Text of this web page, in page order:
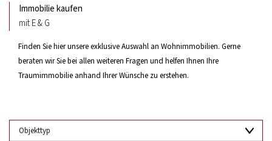
Immobilie kaufen
mit E & G
Finden Sie hier unsere exklusive Auswahl an Wohnimmobilien. Gerne
beraten wir Sie bei allen weiteren Fragen und helfen Ihnen Ihre
Traumimmobilie anhand Ihrer Wünsche zu erstehen.